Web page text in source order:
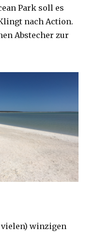
Park soll es
nach Action.
Abstecher zur
vielen) winzigen